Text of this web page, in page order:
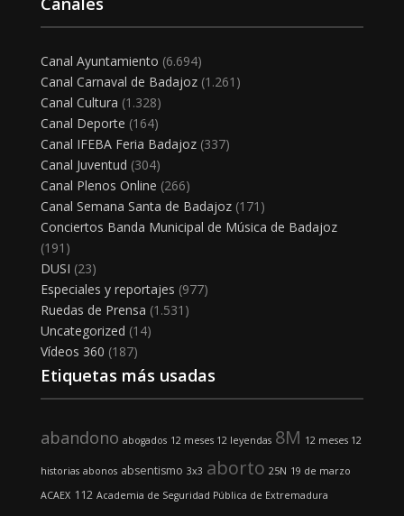
Canal Ayuntamiento (6.694)
Canal Carnaval de Badajoz(1.261)
Canal Cultura (1.328)
Canal Deporte (164)
Canal IFEBA Feria Badajoz(337)
Canal Juventud (304)
Canal Plenos Online (266)
Canal Semana Santa de Badajoz(171)
Conciertos Banda Municipal de Música de Badajoz
(191)
DUSI (23)
Especiales y reportajes (977)
Ruedas de Prensa (1.531)
Uncategorized (14)
Vídeos 360 (187)
Etiquetas más usadas
abandono abogados 12 meses 12 leyendas 8M 12 meses 12
historias abonos absentismo 3x3 aborto 25N 19 de marzo
ACAEX 112 Academia de Seguridad Pública de Extremadura